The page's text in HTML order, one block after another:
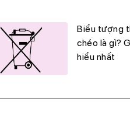
Biểu tượng
chéo là gì?
hiểu nhất